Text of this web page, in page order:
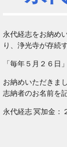
永代経志をお納め
り、浄光寺が存続
「毎年５月２６日
お納めいただきま
志納者のお名前を
永代経志 冥加金：